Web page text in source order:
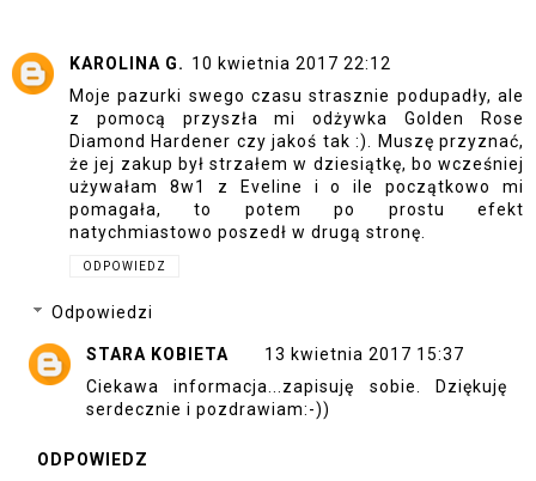
KAROLINA G. 10 kwietnia 2017 22:12
Moje pazurki swego czasu strasznie podupadły, ale
z pomocą przyszła mi odżywka Golden Rose
Diamond Hardener czy jakoś tak :). Muszę przyznać,
że jej zakup był strzałem w dziesiątkę, bo wcześniej
używałam 8w1 z Eveline i o ile początkowo mi
pomagała, to potem po prostu efekt
natychmiastowo poszedł w drugą stronę.
ODPOWIEDZ
Odpowiedzi
STARA KOBIETA
13 kwietnia 2017 15:37
Ciekawa informacja...zapisuję sobie. Dziękuję
serdecznie i pozdrawiam:-))
ODPOWIEDZ